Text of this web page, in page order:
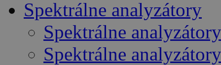
Spektrálne analyzátory
Spektrálne
Spektrálne